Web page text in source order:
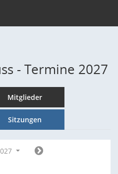
- Termine 2027
Mitglieder
Sitzungen